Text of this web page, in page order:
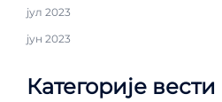
јул 2023
јун 2023
Категорије вести